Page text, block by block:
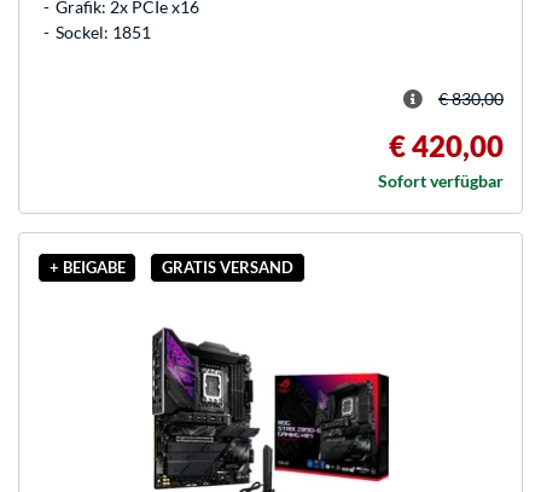
Grafik: 2x PCIe x16
Sockel: 1851
€ 830,00
€ 420,00
Sofort verfügbar
+ BEIGABE GRATIS VERSAND